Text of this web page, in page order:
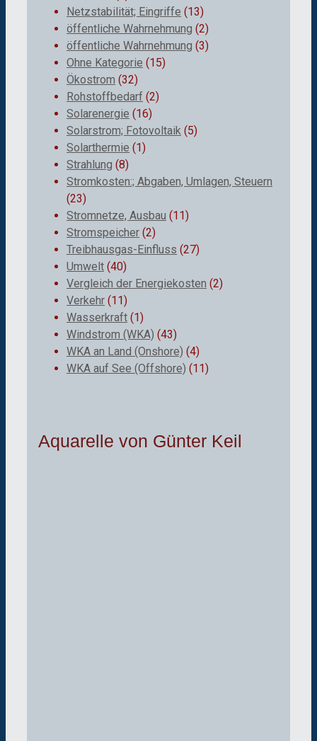
Netzstabilität; Eingriffe (13)
öffentliche Wahrnehmung (2)
öffentliche Wahrnehmung (3)
Ohne Kategorie (15)
Ökostrom (32)
Rohstoffbedarf (2)
Solarenergie (16)
Solarstrom; Fotovoltaik (5)
Solarthermie (1)
Strahlung (8)
Stromkosten:; Abgaben, Umlagen, Steuern
(23)
Stromnetze, Ausbau (11)
Stromspeicher (2)
Treibhausgas-Einfluss (27)
Umwelt (40)
Vergleich der Energiekosten (2)
Verkehr (11)
Wasserkraft (1)
Windstrom (WKA) (43)
WKA an Land (Onshore) (4)
WKA auf See (Offshore) (11)
Aquarelle von Günter Keil